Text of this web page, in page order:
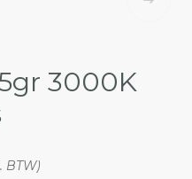
3000K
BTW)